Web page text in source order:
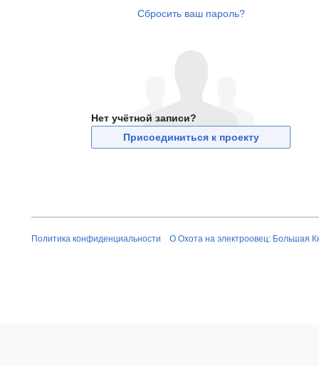
Сбросить ваш пароль?
Нет учётной записи?
Присоединиться к проекту
Политика конфиденциальности О Охота на электроовец: Большая